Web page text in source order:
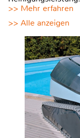
>> Mehr erfahren
>> Alle anzeigen